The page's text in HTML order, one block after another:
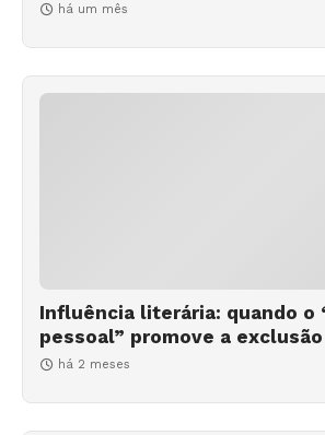
há um mês
Influência literária: quando o
pessoal” promove a exclusão
há 2 meses